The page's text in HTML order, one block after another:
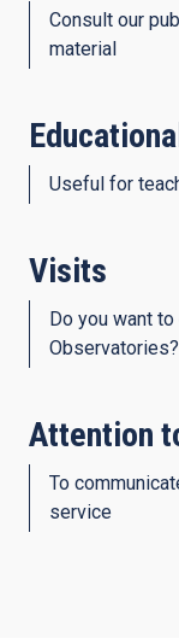
Consult our
material
Useful for
Visits
Do you want
Observatories?
Attention
To
service